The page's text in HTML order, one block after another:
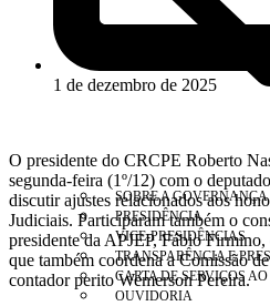
SOBRE A GOVERNANÇA
PRESIDÊNCIA
VICE-PRESIDÊNCIAS
TRANSPARÊNCIA E
CARTA DE SERVIÇOS
OUVIDORIA
1 de dezembro de 2025
O presidente do CRCPE Roberto
segunda-feira (1º/12) com o
discutir ajustes relacionados aos
Judiciais. Participaram também o
presidente da APJEP, Fábio
que também coordena a Comissão
contador perito Wemerson Pereira.